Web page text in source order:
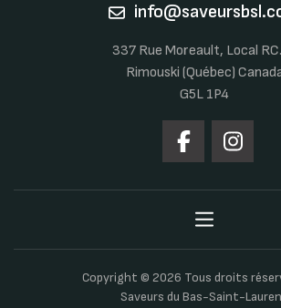
337 Rue Moreault, Local
Rimouski (Québec)
G5L 1P4
Copyright © 2026 Tous droits
Saveurs du Bas-Saint-